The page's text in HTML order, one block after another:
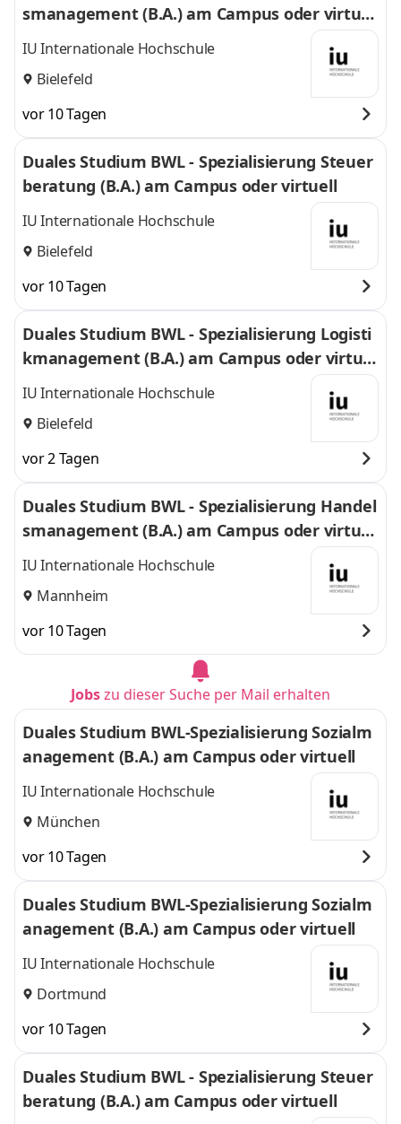
smanagement (B.A.) am Campus oder virtuel
l
IU Internationale Hochschule
Bielefeld
vor 10 Tagen
Duales Studium BWL - Spezialisierung Steuer
beratung (B.A.) am Campus oder virtuell
IU Internationale Hochschule
Bielefeld
vor 10 Tagen
Duales Studium BWL - Spezialisierung Logisti
kmanagement (B.A.) am Campus oder virtuel
l
IU Internationale Hochschule
Bielefeld
vor 2 Tagen
Duales Studium BWL - Spezialisierung Handel
smanagement (B.A.) am Campus oder virtuel
l
IU Internationale Hochschule
Mannheim
vor 10 Tagen
Jobszu dieser Suche per Mail erhalten
Duales Studium BWL-Spezialisierung Sozialm
anagement (B.A.) am Campus oder virtuell
IU Internationale Hochschule
München
vor 10 Tagen
Duales Studium BWL-Spezialisierung Sozialm
anagement (B.A.) am Campus oder virtuell
IU Internationale Hochschule
Dortmund
vor 10 Tagen
Duales Studium BWL - Spezialisierung Steuer
beratung (B.A.) am Campus oder virtuell